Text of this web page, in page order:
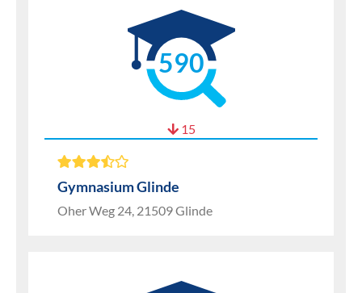
590
15
Gymnasium Glinde
Oher Weg 24, 21509 Glinde